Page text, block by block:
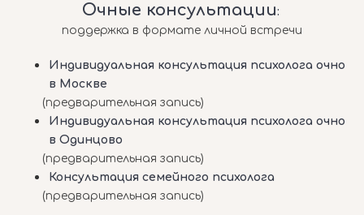
Очные консультации:
поддержка в формате личной встречи
Индивидуальная консультация психолога очно
в Москве
(предварительная запись)
Индивидуальная консультация психолога очно
в Одинцово
(предварительная запись)
Консультация семейного психолога
(предварительная запись)